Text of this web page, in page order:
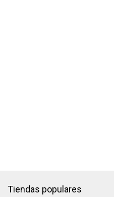
Tiendas populares